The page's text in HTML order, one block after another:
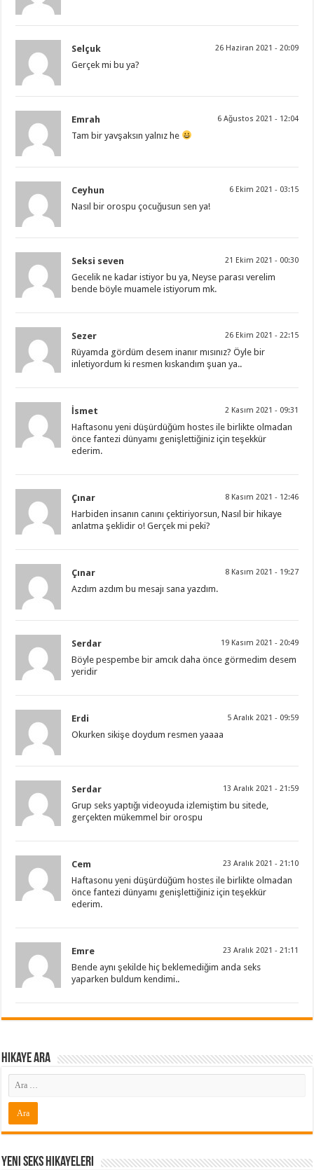
Selçuk 26 Haziran 2021 - 20:09
Gerçek mi bu ya?
Emrah 6 Ağustos 2021 - 12:04
Tam bir yavşaksın yalnız he
Ceyhun 6 Ekim 2021 - 03:15
Nasıl bir orospu çocuğusun sen ya!
Seksi seven 21 Ekim 2021 - 00:30
Gecelik ne kadar istiyor bu ya, Neyse parası verelim
bende böyle muamele istiyorum mk.
Sezer 26 Ekim 2021 - 22:15
Rüyamda gördüm desem inanır mısınız? Öyle bir
inletiyordum ki resmen kıskandım şuan ya..
İsmet 2 Kasım 2021 - 09:31
Haftasonu yeni düşürdüğüm hostes ile birlikte olmadan
önce fantezi dünyamı genişlettiğiniz için teşekkür
ederim.
Çınar 8 Kasım 2021 - 12:46
Harbiden insanın canını çektiriyorsun, Nasıl bir hikaye
anlatma şeklidir o! Gerçek mi peki?
Çınar 8 Kasım 2021 - 19:27
Azdım azdım bu mesajı sana yazdım.
Serdar 19 Kasım 2021 - 20:49
Böyle pespembe bir amcık daha önce görmedim desem
yeridir
Erdi 5 Aralık 2021 - 09:59
Okurken sikişe doydum resmen yaaaa
Serdar 13 Aralık 2021 - 21:59
Grup seks yaptığı videoyuda izlemiştim bu sitede,
gerçekten mükemmel bir orospu
Cem 23 Aralık 2021 - 21:10
Haftasonu yeni düşürdüğüm hostes ile birlikte olmadan
önce fantezi dünyamı genişlettiğiniz için teşekkür
ederim.
Emre 23 Aralık 2021 - 21:11
Bende aynı şekilde hiç beklemediğim anda seks
yaparken buldum kendimi..
Hikaye ARA
Yeni Seks Hikayeleri